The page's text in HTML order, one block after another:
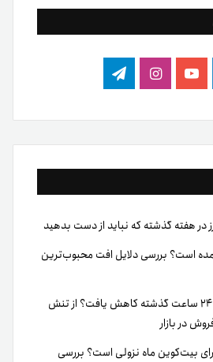
یوتیوباینستاگرام
تلگرام
است؟ بررسی دلایل افت محبوب‌ترین
چرا قیمت رمزارزها در ۲۴ ساعت گذشته کاهش یافت؟ از تنش
در بازار
بیت‌کوین ماه نزولی است؟ بررسی